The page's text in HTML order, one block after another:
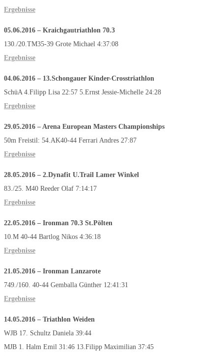
Ergebnisse
05.06.2016 – Kraichgautriathlon 70.3
130./20.TM35-39 Grote Michael 4:37:08
Ergebnisse
04.06.2016 – 13.Schongauer Kinder-Crosstriathlon
SchüA 4.Filipp Lisa 22:57 5.Ernst Jessie-Michelle 24:28
Ergebnisse
29.05.2016 – Arena European Masters Championships
50m Freistil: 54.AK40-44 Ferrari Andres 27:87
Ergebnisse
28.05.2016 – 2.Dynafit U.Trail Lamer Winkel
83./25. M40 Reeder Olaf 7:14:17
Ergebnisse
22.05.2016 – Ironman 70.3 St.Pölten
10.M 40-44 Bartlog Nikos 4:36:18
Ergebnisse
21.05.2016 – Ironman Lanzarote
749./160. 40-44 Gemballa Günther 12:41:31
Ergebnisse
14.05.2016 – Triathlon Weiden
WJB 17. Schultz Daniela 39:44
MJB 1. Halm Emil 31:46 13.Filipp Maximilian 37:45